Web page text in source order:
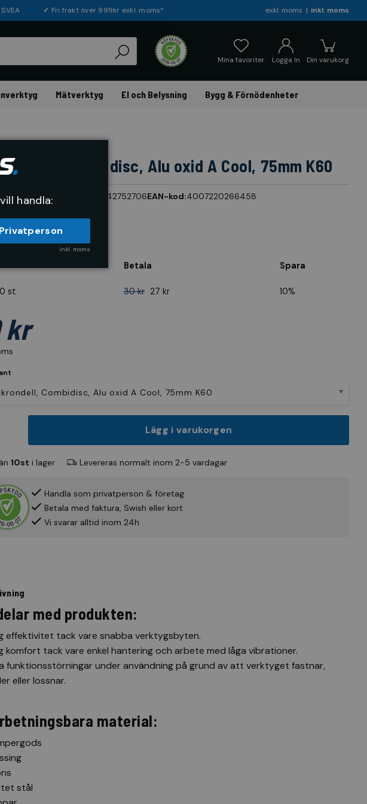
exkl. moms inkl. moms
SVEA ✓ Fri frakt över 999kr exkl. moms*
Din varukorg
Logga In
Mina favoriter
Mätverktyg El och Belysning Bygg & Förnödenheter
Combidisc, Alu oxid A Cool, 75mm K60
82550060 42752706EAN-kod:4007220266458
Betala Spara
st 30 kr 27 kr 10%
kr
Lägg i varukorgen
10st i lager Levereras normalt inom 2-5 vardagar
Handla som privatperson & företag
Betala med faktura, Swish eller kort
Vi svarar alltid inom 24h
med produkten:
effektivitet tack vare snabba verktygsbyten.
komfort tack vare enkel hantering och arbete med låga vibrationer.
funktionsstörningar under användning på grund av att verktyget fastnar,
eller lossnar.
material:
stål
handla:
Privatperson
inkl. moms